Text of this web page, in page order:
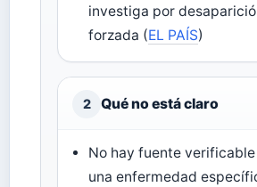
investiga por
forzada (EL PAÍS)
2 Qué no está claro
No hay fuente
una enfermedad